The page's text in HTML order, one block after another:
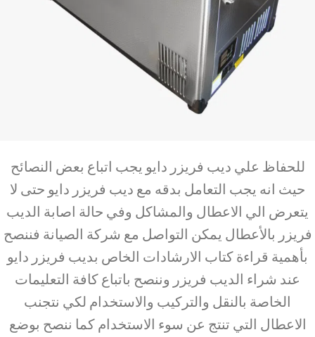
للحفاظ علي ديب فريزر دايو يجب اتباع بعض النصائح
حيث انه يجب التعامل بدقه مع ديب فريزر دايو حتى لا
يتعرض الي الاعطال والمشاكل وفي حالة اصابة الديب
فريزر بالأعطال يمكن التواصل مع شركة الصيانة فننصح
بأهمية قراءة كتاب الارشادات الخاص بديب فريزر دايو
عند شراء الديب فريزر وننصح باتباع كافة التعليمات
الخاصة بالنقل والتركيب والاستخدام لكي نتجنب
الاعطال التي تنتج عن سوء الاستخدام كما ننصح بوضع